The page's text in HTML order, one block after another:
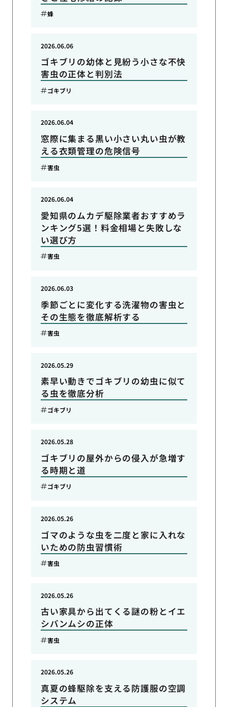
蜂
ゴキブリの幼体と見紛う小さな不快
害虫の正体と判別法
2026.06.06
ゴキブリ
窓際に集まる黒い小さい丸い虫が教
える衣類管理の危険信号
2026.06.04
害虫
愛知県のムカデ駆除業者おすすめラ
ンキング5選！料金相場と失敗しな
い選び方
2026.06.04
害虫
季節ごとに変化する洗濯物の害虫と
その生態を徹底解析する
2026.06.03
害虫
素早い動きでゴキブリの幼虫に似て
る虫を徹底分析
2026.05.29
ゴキブリ
ゴキブリの屋外からの侵入が急増す
る時期と道
2026.05.28
ゴキブリ
ゴマのような虫を二度と家に入れな
いための防虫習慣術
2026.05.26
害虫
古い家具から出てくる謎の粉とイエ
シバンムシの正体
2026.05.26
害虫
真夏の蜂駆除を支える防護服の空調
システム
2026.05.26